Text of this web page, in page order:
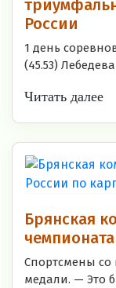
России
1 день
(45.53)
Читать далее
Брянская
Спортсмены со
медали. — Это